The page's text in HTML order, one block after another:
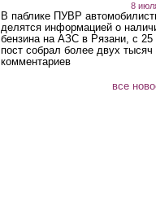
8
В паблике ПУВР
делятся информацией о
бензина на АЗС в Рязани, с
пост собрал более двух тысяч
комментариев
все